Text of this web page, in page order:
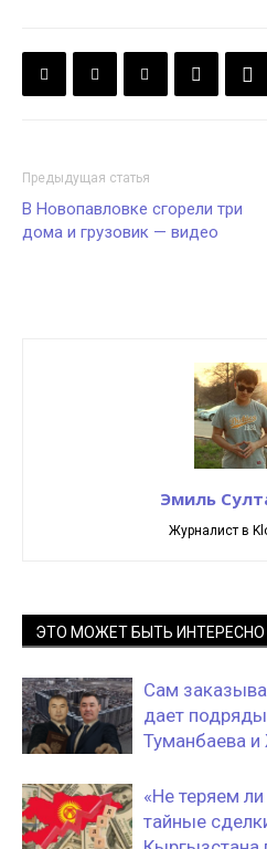
Предыдущая статья
В Новопавловке сгорели три
дома и грузовик — видео
Эмиль
Журналист в
ЭТО МОЖЕТ БЫТЬ ИНТЕРЕСНО
Сам
дает
Туманбаева
«Не теряем
тайные